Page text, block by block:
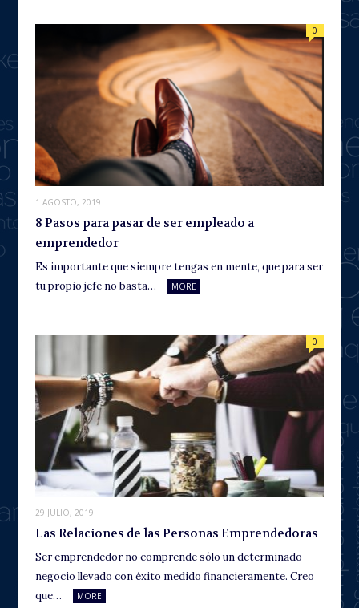
1 AGOSTO, 2019
0
8 Pasos para pasar de ser empleado a
emprendedor
Es importante que siempre tengas en mente, que para ser
tu propio jefe no basta…
MORE
29 JULIO, 2019
0
Las Relaciones de las Personas Emprendedoras
Ser emprendedor no comprende sólo un determinado
negocio llevado con éxito medido financieramente. Creo
que…
MORE